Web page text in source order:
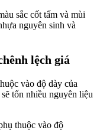
sắc cốt tấm và mùi
nguyên sinh và
lệch giá
vào độ dày của
tốn nhiều nguyên liệu